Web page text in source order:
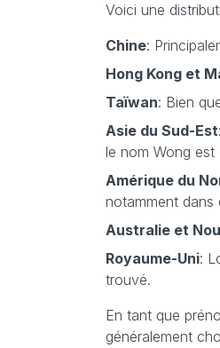
Voici une
Chine:
Hong Kong et
Taïwan: Bien
Asie du Sud-Est
le nom Wong est
Amérique du
notamment dans
Australie et
Royaume-Uni:
trouvé.
En tant que
généralement